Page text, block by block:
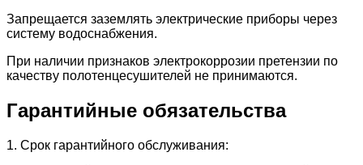
Запрещается заземлять электрические приборы через
систему водоснабжения.
При наличии признаков электрокоррозии претензии по
качеству полотенцесушителей не принимаются.
Гарантийные обязательства
1. Срок гарантийного обслуживания: